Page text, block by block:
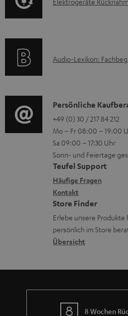
H
l
a
d
e
n
A
r
i
e
n
z
u
r
G
a
r
a
n
i
e
t
g
e
r
ä
t
e
R
ü
c
k
a
h
m
A
i
o
-
L
e
x
i
k
o
n
Audio-Lexikon:
K
o
n
t
a
k
t
d
a
t
n
Persönliche
+49 (0) 30 / 217 84 212
Mo – Fr 08:00 – 19:00
Sa 09:00 – 17:30 Uhr
Sonn- und Feiertage
Teufel Support
Häufige Fragen
Kontakt
Store Finder
Erlebe unsere Produkte
persönlich im Store
Übersicht
8 Wochen